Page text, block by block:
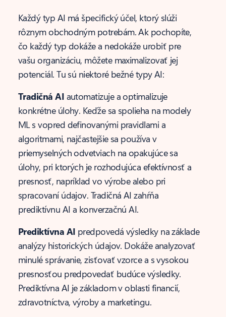
Každý typ AI má špecifický účel, ktorý slúži
rôznym obchodným potrebám. Ak pochopíte,
čo každý typ dokáže a nedokáže urobiť pre
vašu organizáciu, môžete maximalizovať jej
potenciál. Tu sú niektoré bežné typy AI:
Tradičná AI automatizuje a optimalizuje
konkrétne úlohy. Keďže sa spolieha na modely
ML s vopred definovanými pravidlami a
algoritmami, najčastejšie sa používa v
priemyselných odvetviach na opakujúce sa
úlohy, pri ktorých je rozhodujúca efektívnosť a
presnosť, napríklad vo výrobe alebo pri
spracovaní údajov. Tradičná AI zahŕňa
prediktívnu AI a konverzačnú AI.
Prediktívna AI predpovedá výsledky na základe
analýzy historických údajov. Dokáže analyzovať
minulé správanie, zisťovať vzorce a s vysokou
presnosťou predpovedať budúce výsledky.
Prediktívna AI je základom v oblasti financií,
zdravotníctva, výroby a marketingu.